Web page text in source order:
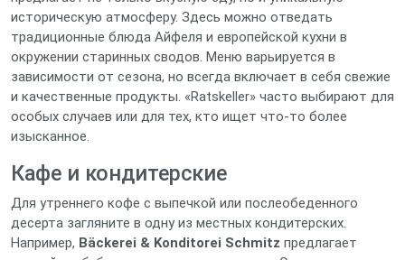
историческую атмосферу. Здесь можно отведать
традиционные блюда Айфеля и европейской кухни в
окружении старинных сводов. Меню варьируется в
зависимости от сезона, но всегда включает в себя свежие
и качественные продукты. «Ratskeller» часто выбирают для
особых случаев или для тех, кто ищет что-то более
изысканное.
Кафе и кондитерские
Для утреннего кофе с выпечкой или послеобеденного
десерта загляните в одну из местных кондитерских.
Например, Bäckerei & Konditorei Schmitz предлагает